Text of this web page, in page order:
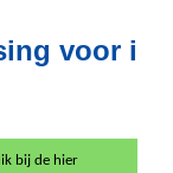
voor i
bij de hier